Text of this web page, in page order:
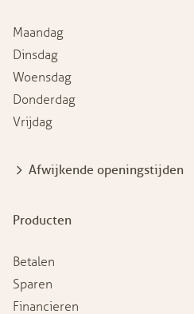
Producten
Betalen
Sparen
Financieren
Maandag
Dinsdag
Woensdag
Donderdag
Vrijdag
Afwijkende openingstijden